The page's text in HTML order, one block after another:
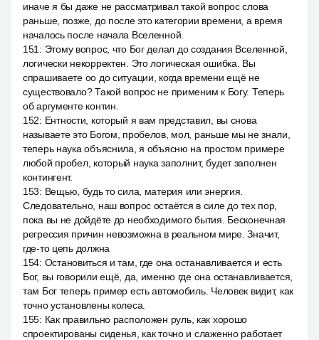
иначе я бы даже не рассматривал такой вопрос слова
раньше, позже, до после это категории времени, а время
началось после начала Вселенной.
151 : Этому вопрос, что Бог делал до создания Вселенной,
логически некорректен. Это логическая ошибка. Вы
спрашиваете оо до ситуации, когда времени ещё не
существовало? Такой вопрос не применим к Богу. Теперь
об аргументе контин.
152: Ентности, который я вам представил, вы снова
называете это Богом, пробелов, мол, раньше мы не знали,
теперь наука объяснила, я объясню на простом примере
любой пробел, который наука заполнит, будет заполнен
контингент.
153: Вещью, будь то сила, материя или энергия.
Следовательно, наш вопрос остаётся в силе до тех пор,
пока вы не дойдёте до необходимого бытия. Бесконечная
регрессия причин невозможна в реальном мире. Значит,
где-то цепь должна
154: Остановиться и там, где она останавливается и есть
Бог, вы говорили ещё, да, именно где она останавливается,
там Бог теперь пример есть автомобиль. Человек видит, как
точно установлены колеса.
155: Как правильно расположен руль, как хорошо
спроектированы сиденья, как точно и слаженно работает